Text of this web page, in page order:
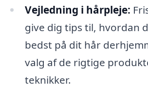
Vejledning i hårpleje:
give dig tips til, hvordan
bedst på dit hår
valg af de rigtige
teknikker.